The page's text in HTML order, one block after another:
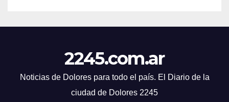
2245.com.ar
Noticias de Dolores para todo el país. El Diario de la
ciudad de Dolores 2245